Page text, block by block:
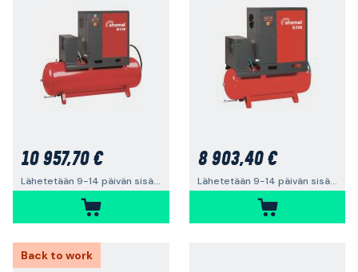
10 957,70 €
Lähetetään 9-14 päivän sisällä
8 903,40 €
Lähetetään 9-14 päivän sisällä
Back to work